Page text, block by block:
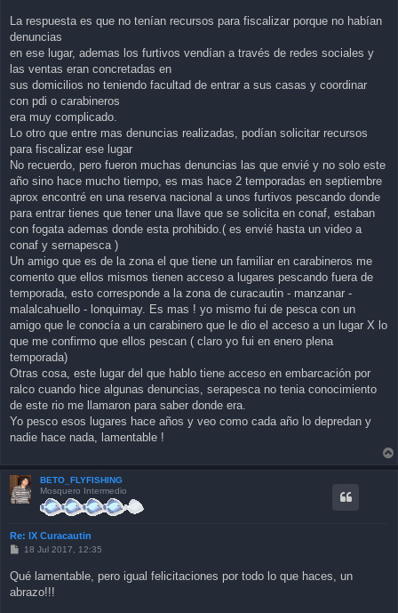
La respuesta es que no tenían recursos para fiscalizar porque no habían
denuncias
en ese lugar, ademas los furtivos vendían a través de redes sociales y
las ventas eran concretadas en
sus domicilios no teniendo facultad de entrar a sus casas y coordinar
con pdi o carabineros
era muy complicado.
Lo otro que entre mas denuncias realizadas, podían solicitar recursos
para fiscalizar ese lugar
No recuerdo, pero fueron muchas denuncias las que envié y no solo este
año sino hace mucho tiempo, es mas hace 2 temporadas en septiembre
aprox encontré en una reserva nacional a unos furtivos pescando donde
para entrar tienes que tener una llave que se solicita en conaf, estaban
con fogata ademas donde esta prohibido.( es envié hasta un video a
conaf y sernapesca )
Un amigo que es de la zona el que tiene un familiar en carabineros me
comento que ellos mismos tienen acceso a lugares pescando fuera de
temporada, esto corresponde a la zona de curacautin - manzanar -
malalcahuello - lonquimay. Es mas ! yo mismo fui de pesca con un
amigo que le conocía a un carabinero que le dio el acceso a un lugar X lo
que me confirmo que ellos pescan ( claro yo fui en enero plena
temporada)
Otras cosa, este lugar del que hablo tiene acceso en embarcación por
ralco cuando hice algunas denuncias, serapesca no tenia conocimiento
de este rio me llamaron para saber donde era.
Yo pesco esos lugares hace años y veo como cada año lo depredan y
nadie hace nada, lamentable !
BETO_FLYFISHING
Mosquero Intermedio
Re: IX Curacautin
P
t
18 Jul 2017, 12:35
Qué lamentable, pero igual felicitaciones por todo lo que haces, un
abrazo!!!